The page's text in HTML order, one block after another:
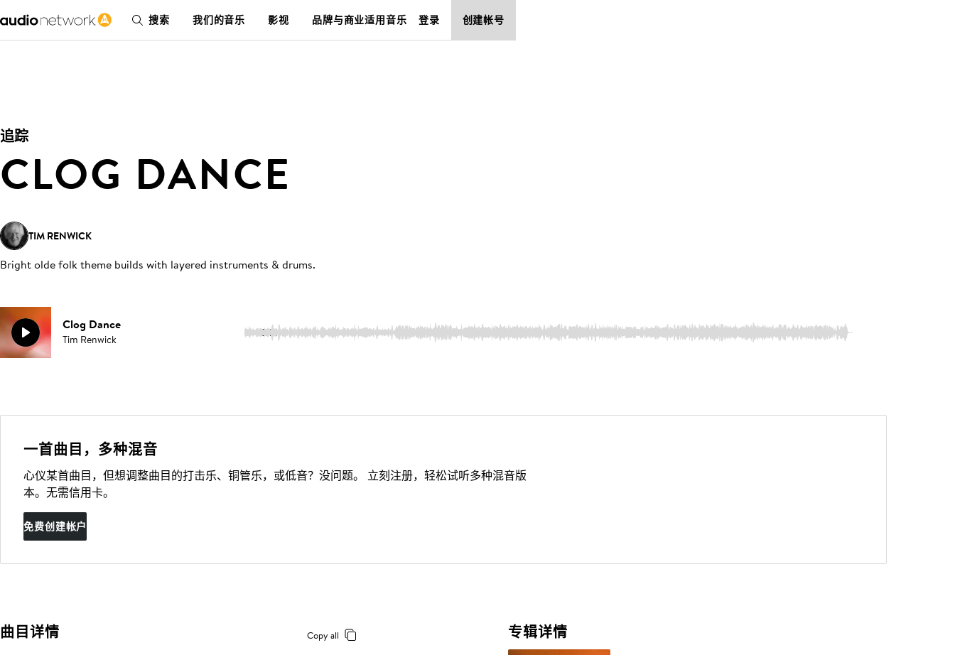
搜索 我们的音乐 影视 品牌与商业适用音乐 登录 创建帐号
追踪
CLOG DANCE
TIM RENWICK
Bright olde folk theme builds with layered instruments & drums.
Clog Dance
Tim Renwick 3:14
一首曲目，多种混音
心仪某首曲目，但想调整曲目的打击乐、铜管乐，或低音？没问题。 立刻注册，轻松试听多种混音版
本。无需信用卡。
免费创建帐户
曲目详情 Copy all 专辑详情